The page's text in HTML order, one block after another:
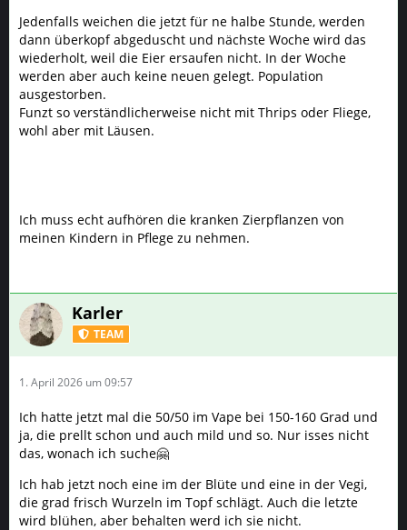
Ich muss echt aufhören die kranken Zierpflanzen von
meinen Kindern in Pflege zu nehmen.
1. April 2026 um 09:57
ja, die prellt schon und auch mild und so. Nur isses nicht
das, wonach ich suche🤗
Ich hab jetzt noch eine im der Blüte und eine in der Vegi,
die grad frisch Wurzeln im Topf schlägt. Auch die letzte
wird blühen, aber behalten werd ich sie nicht.
Ich hab von Spliff ja noch mal neue Samen gekriegt und
werd die auch noch knacken, um mal die Homogenität zu
checken. Dauert aber bis zum Sommer.
Da sie im Vape geschmacklich nichts besonderes ist, werd
ich sie auch mal als Backzutat und im Joint testen. Da sind
ja ganz andere Qualitäten gefragt.